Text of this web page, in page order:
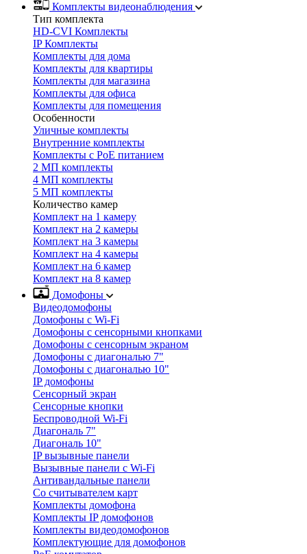
Комплекты видеонаблюдения
Тип комплекта
HD-CVI Комплекты
IP Комплекты
Комплекты для дома
Комплекты для квартиры
Комплекты для магазина
Комплекты для офиса
Комплекты для помещения
Особенности
Уличные комплекты
Внутренние комплекты
Комплекты с PoE питанием
2 МП комплекты
4 МП комплекты
5 МП комплекты
Количество камер
Комплект на 1 камеру
Комплект на 2 камеры
Комплект на 3 камеры
Комплект на 4 камеры
Комплект на 6 камер
Комплект на 8 камер
Домофоны
Видеодомофоны
Домофоны с Wi-Fi
Домофоны с сенсорными кнопками
Домофоны с сенсорным экраном
Домофоны с диагональю 7"
Домофоны с диагональю 10"
IP домофоны
Сенсорный экран
Сенсорные кнопки
Беспроводной Wi-Fi
Диагональ 7"
Диагональ 10"
IP вызывные панели
Вызывные панели с Wi-Fi
Антивандальные панели
Со считывателем карт
Комплекты домофона
Комплекты IP домофонов
Комплекты видеодомофонов
Комплектующие для домофонов